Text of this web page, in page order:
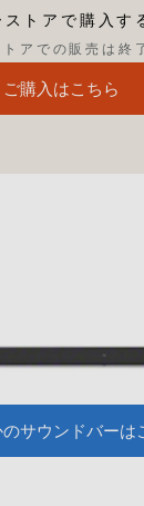
ストアで購入す
アでの販売は終
ご購入はこちら
サウンドバーは